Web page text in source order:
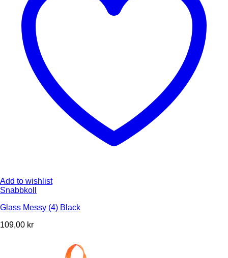
Add to wishlist
Snabbkoll
Glass Messy (4) Black
109,00 kr